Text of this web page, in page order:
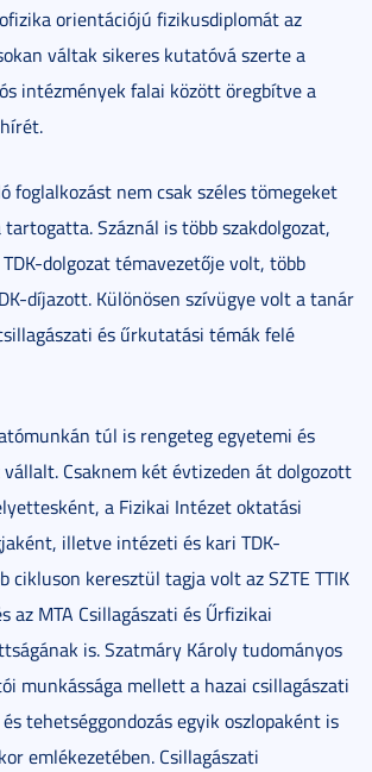
orientációjú fizikusdiplomát az
váltak sikeres kutatóvá szerte a
intézmények falai között öregbítve a
foglalkozást nem csak széles tömegeket
Száznál is több szakdolgozat,
dolgozat témavezetője volt, több
díjazott. Különösen szívügye volt a tanár
és űrkutatási témák felé
túl is rengeteg egyetemi és
Csaknem két évtizeden át dolgozott
a Fizikai Intézet oktatási
illetve intézeti és kari TDK-
cikluson keresztül tagja volt az SZTE TTIK
az MTA Csillagászati és Űrfizikai
is. Szatmáry Károly tudományos
munkássága mellett a hazai csillagászati
tehetséggondozás egyik oszlopaként is
emlékezetében. Csillagászati